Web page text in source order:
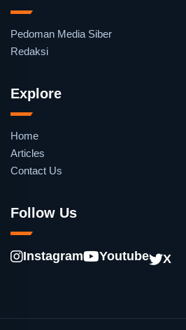
Pedoman Media Siber
Redaksi
Explore
Home
Articles
Contact Us
Follow Us
Instagram Youtube X